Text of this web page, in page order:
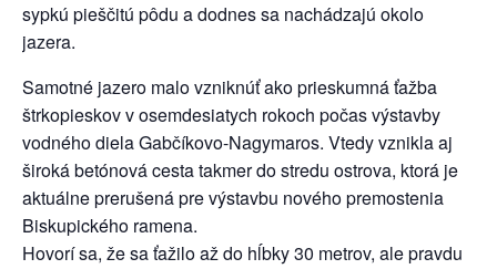
sypkú pieščitú pôdu a dodnes sa nachádzajú okolo
jazera.
Samotné jazero malo vzniknúť ako prieskumná ťažba
štrkopieskov v osemdesiatych rokoch počas výstavby
vodného diela Gabčíkovo-Nagymaros. Vtedy vznikla aj
široká betónová cesta takmer do stredu ostrova, ktorá je
aktuálne prerušená pre výstavbu nového premostenia
Biskupického ramena.
Hovorí sa, že sa ťažilo až do hĺbky 30 metrov, ale pravdu